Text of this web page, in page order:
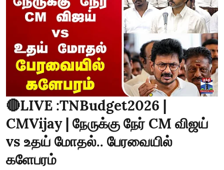
🔴LIVE :TNBudget2026 |
CMVijay | நேருக்கு நேர் CM விஜய்
vs உதய் மோதல்.. பேரவையில்
களேபரம்